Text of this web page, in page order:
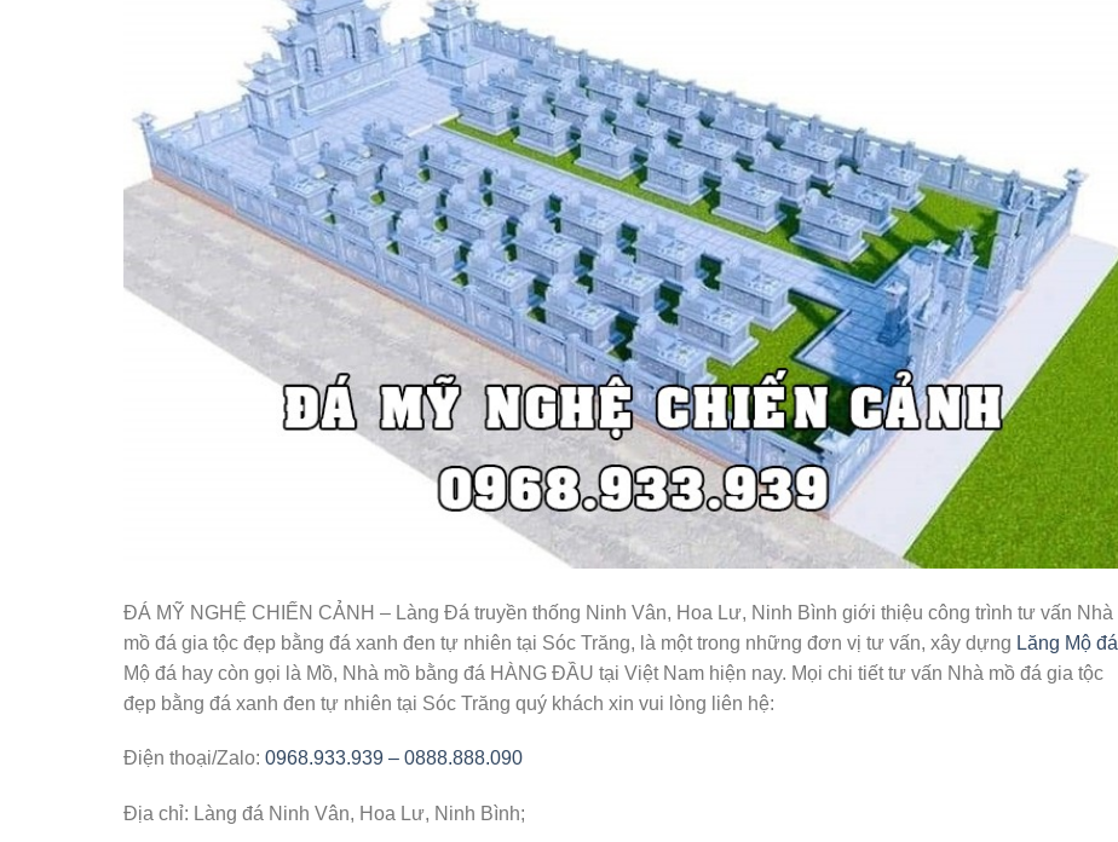
ĐÁ MỸ NGHỆ CHIẾN CẢNH – Làng Đá truyền thống Ninh Vân, Hoa Lư, Ninh Bình giới thiệu công trình tư vấn Nhà
mồ đá gia tộc đẹp bằng đá xanh đen tự nhiên tại Sóc Trăng, là một trong những đơn vị tư vấn, xây dựng Lăng Mộ đá
Mộ đá hay còn gọi là Mồ, Nhà mồ bằng đá HÀNG ĐẦU tại Việt Nam hiện nay. Mọi chi tiết tư vấn Nhà mồ đá gia tộc
đẹp bằng đá xanh đen tự nhiên tại Sóc Trăng quý khách xin vui lòng liên hệ:
Điện thoại/Zalo: 0968.933.939 – 0888.888.090
Địa chỉ: Làng đá Ninh Vân, Hoa Lư, Ninh Bình;